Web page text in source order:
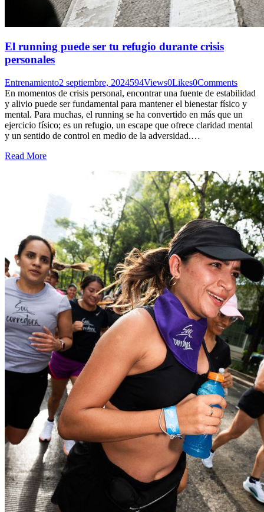
El running puede ser tu refugio durante crisis
personales
Entrenamiento2 septiembre, 2024594Views0Likes0Comments
En momentos de crisis personal, encontrar una fuente de estabilidad
y alivio puede ser fundamental para mantener el bienestar físico y
mental. Para muchas, el running se ha convertido en más que un
ejercicio físico; es un refugio, un escape que ofrece claridad mental
y un sentido de control en medio de la adversidad.…
Read More